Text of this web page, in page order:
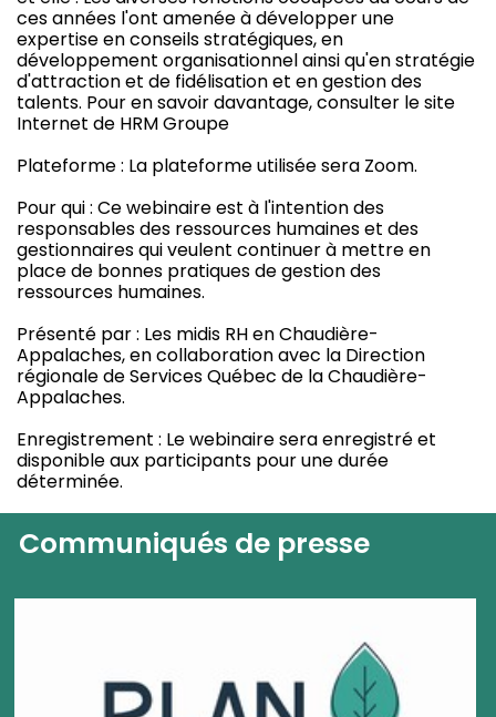
ces années l'ont amenée à développer une
expertise en conseils stratégiques, en
développement organisationnel ainsi qu'en stratégie
d'attraction et de fidélisation et en gestion des
talents. Pour en savoir davantage, consulter le site
Internet de HRM Groupe
Plateforme : La plateforme utilisée sera Zoom.
Pour qui : Ce webinaire est à l'intention des
responsables des ressources humaines et des
gestionnaires qui veulent continuer à mettre en
place de bonnes pratiques de gestion des
ressources humaines.
Présenté par : Les midis RH en Chaudière-
Appalaches, en collaboration avec la Direction
régionale de Services Québec de la Chaudière-
Appalaches.
Enregistrement : Le webinaire sera enregistré et
disponible aux participants pour une durée
déterminée.
Communiqués de presse